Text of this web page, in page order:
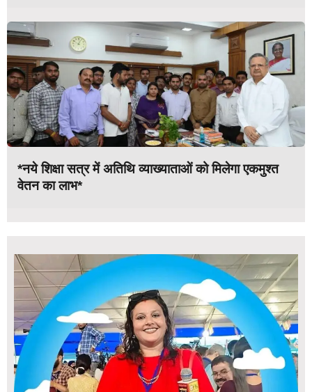
*नये शिक्षा सत्र में अतिथि व्याख्याताओं को मिलेगा एकमुश्त
वेतन का लाभ*